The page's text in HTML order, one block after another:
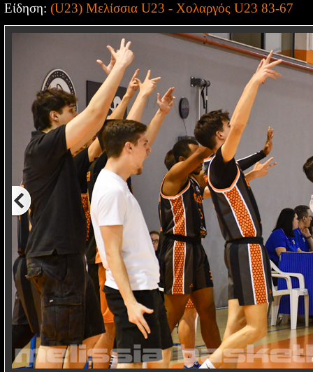
Είδηση: (U23) Μελίσσια U23 - Χολαργός U23 83-67
2/10